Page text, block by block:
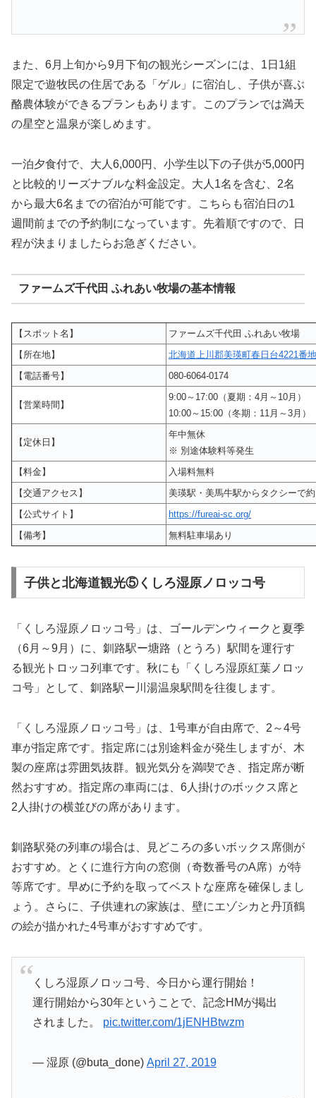
また、6月上旬から9月下旬の観光シーズンには、1日1組
限定で遊牧民の住居である「ゲル」に宿泊し、子供が喜ぶ
酪農体験ができるプランもあります。このプランでは満天
の星空と温泉が楽しめます。
一泊夕食付で、大人6,000円、小学生以下の子供が5,000円
と比較的リーズナブルな料金設定。大人1名を含む、2名
から最大6名までの宿泊が可能です。こちらも宿泊日の1
週間前までの予約制になっています。先着順ですので、日
程が決まりましたらお急ぎください。
ファームズ千代田 ふれあい牧場の基本情報
【スポット名】
ファームズ千代田 ふれあい牧場
【所在地】
北海道上川郡美瑛町春日台4221番地
【電話番号】
080-6064-0174
【営業時間】
9:00～17:00（夏期：4月～10月）
10:00～15:00（冬期：11月～3月）
【定休日】
年中無休
※ 別途体験料等発生
【料金】
入場料無料
【交通アクセス】
美瑛駅・美馬牛駅からタクシーで
【公式サイト】
https://fureai-sc.org/
【備考】
無料駐車場あり
子供と北海道観光⑤くしろ湿原ノロッコ号
「くしろ湿原ノロッコ号」は、ゴールデンウィークと夏季
（6月～9月）に、釧路駅ー塘路（とうろ）駅間を運行す
る観光トロッコ列車です。秋にも「くしろ湿原紅葉ノロッ
コ号」として、釧路駅ー川湯温泉駅間を往復します。
「くしろ湿原ノロッコ号」は、1号車が自由席で、2～4号
車が指定席です。指定席には別途料金が発生しますが、木
製の座席は雰囲気抜群。観光気分を満喫でき、指定席が断
然おすすめ。指定席の車両には、6人掛けのボックス席と
2人掛けの横並びの席があります。
釧路駅発の列車の場合は、見どころの多いボックス席側が
おすすめ。とくに進行方向の窓側（奇数番号のA席）が特
等席です。早めに予約を取ってベストな座席を確保しまし
ょう。さらに、子供連れの家族は、壁にエゾシカと丹頂鶴
の絵が描かれた4号車がおすすめです。
くしろ湿原ノロッコ号、今日から運行開始！
運行開始から30年ということで、記念HMが掲出
されました。 pic.twitter.com/1jENHBtwzm
— 湿原 (@buta_done) April 27, 2019